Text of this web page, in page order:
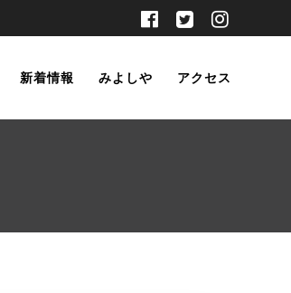
新着情報 みよしや アクセス